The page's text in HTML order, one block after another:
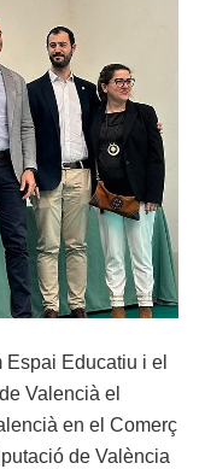
Educatiu i el
Valencià el
en el Comerç
de València